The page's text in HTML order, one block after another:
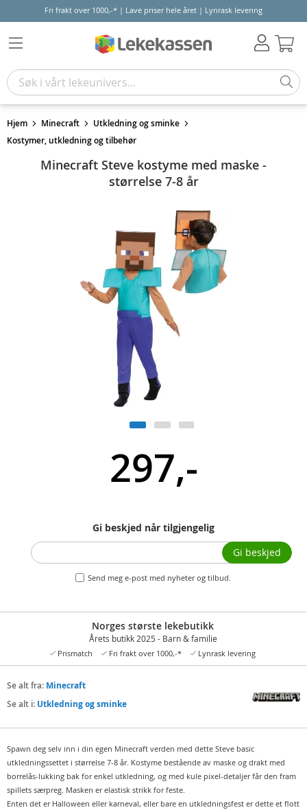
Fri frakt over 1000,-* | Lave priser hele året | Lynrask levering
Hjem Minecraft
Utkledning og sminke
Kostymer, utkledning og tilbehør
Minecraft Steve kostyme med maske -
størrelse 7-8 år
297,-
Gi beskjed når tilgjengelig
Send meg e-post med nyheter og tilbud.
Gi beskjed
Norges største lekebutikk
Årets butikk 2025 - Barn & familie
Prismatch Fri frakt over 1000,-* Lynrask levering
Se alt fra: Minecraft
Se alt i: Utkledning og sminke
Spawn deg selv inn i din egen Minecraft verden med dette Steve basic
utkledningssettet i størrelse 7-8 år. Kostyme bestående av maske og drakt med
borrelås-lukking bak for enkel utkledning, og med kule pixel-detaljer får den fram
spillets særpreg. Masken er elastisk strikk for feste.
Enten det er Halloween eller karneval, eller bare en utkledningsfest er dette et flott